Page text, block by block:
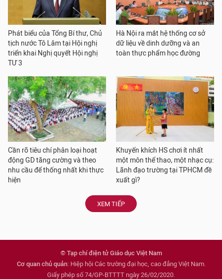
Phát biểu của Tổng Bí thư, Chủ
tịch nước Tô Lâm tại Hội nghị
triển khai Nghị quyết Hội nghị
TƯ 3
Hà Nội ra mắt hệ thống cơ sở
dữ liệu về dinh dưỡng và an
toàn thực phẩm học đường
Cần rõ tiêu chí phân loại hoạt
động GD tăng cường và theo
nhu cầu để thống nhất khi thực
hiện
Khuyến khích HS chơi ít nhất
một môn thể thao, một nhạc cụ:
Lãnh đạo trường tại TPHCM đề
xuất gì?
XEM TIẾP
© Tạp chí điện tử Giáo dục Việt Nam
Cơ quan chủ quản: Hiệp hội Các trường đại học, cao đẳng Việt Nam.
Giấy phép số 74/GP-BTTTT ngày 26/02/2020.